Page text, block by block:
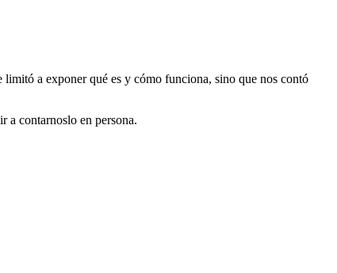
a exponer qué es y cómo funciona, sino que nos contó
a contarnoslo en persona.